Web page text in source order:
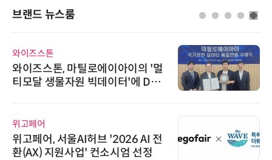
브랜드 뉴스룸
와이즈스톤
와이즈스톤, 마틸로에이아이의 '멀
티모달 생물자원 빅데이터'에 DQ
위고페어
위고페어, 서울AI허브 '2026 AI 전
환(AX) 지원사업' 컨소시엄 선정